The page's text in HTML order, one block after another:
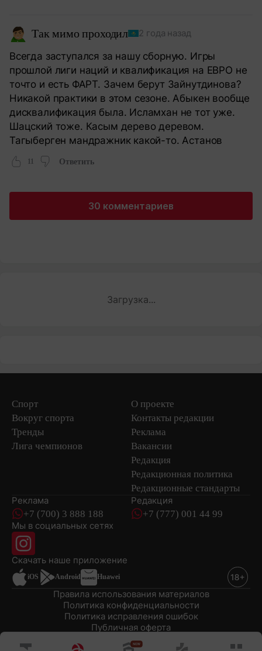
Так мимо проходил 2 года назад
Всегда заступался за нашу сборную. Игры
прошлой лиги наций и квалификация на ЕВРО не
точто и есть ФАРТ. Зачем берут Зайнутдинова?
Никакой практики в этом сезоне. Абыкен вообще
дисквалификация была. Исламхан не тот уже.
Шацский тоже. Касым дерево деревом.
Тагыберген мандражник какой-то. Астанов
11 Ответить
30 комментариев
Загрузка...
Спорт
Вокруг спорта
Тренды
Лига чемпионов
О проекте
Контакты редакции
Реклама
Вакансии
Редакция
Редакционная политика
Редакционные стандарты
Реклама
+7 (700) 3 888 188
Редакция
+7 (777) 001 44 99
Мы в социальных сетях
Скачать наше приложениеновостей
iOS Android Huawei
Публичная оферта
Политика исправления ошибок
Политика конфиденциальности
Правила использования материалов
© 2008-2026 ТОО «EML»